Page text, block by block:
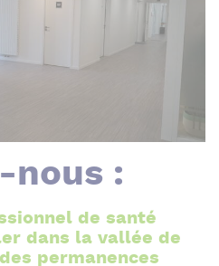
nous :
de santé
dans la vallée de
permanences